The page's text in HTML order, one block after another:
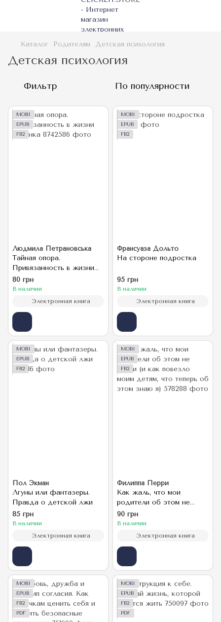
Каталог Родителям Детская психология
Детская психология
Фильтр По популярности
MOBI
EPUB
FB2
Людмила Петрановська
Тайная опора.
Привязанность в жизни
ребенка
80 грн
В наличии
Электронная книга
MOBI
EPUB
FB2
Франсуаза Дольто
На стороне подростка
95 грн
В наличии
Электронная книга
MOBI
EPUB
FB2
Пол Экман
Лгуны или фантазеры.
Правда о детской лжи
85 грн
В наличии
Электронная книга
MOBI
EPUB
FB2
Филиппа Перри
Как жаль, что мои
родители об этом не
знали (и как повезло
моим детям, что теперь об
этом знаю я)
90 грн
В наличии
Электронная книга
MOBI
EPUB
FB2
PDF
MOBI
EPUB
FB2
PDF